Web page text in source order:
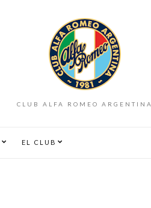
CLUB ALFA ROMEO ARGENTINA
EL CLUB